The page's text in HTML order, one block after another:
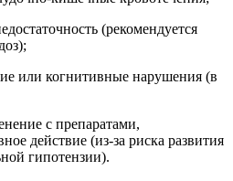
(рекомендуется
или когнитивные нарушения (в
с препаратами,
действие (из-за риска развития
гипотензии).